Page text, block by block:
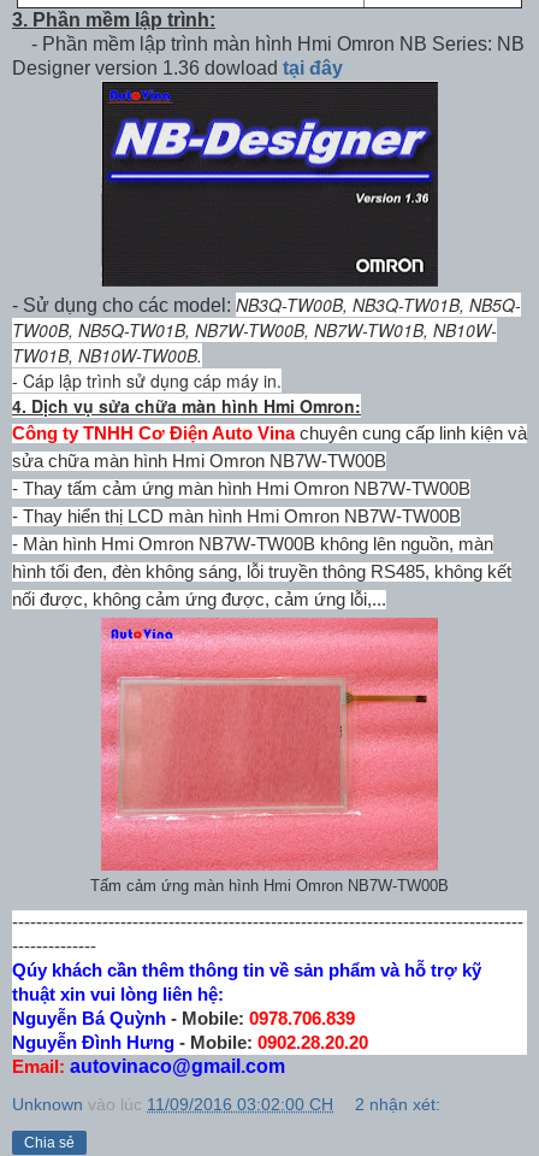
3. Phần mềm lập trình:
- Phần mềm lập trình màn hình Hmi Omron NB Series: NB
Designer version 1.36 dowload tại đây
- Sử dụng cho các model: NB3Q-TW00B, NB3Q-TW01B, NB5Q-
TW00B, NB5Q-TW01B, NB7W-TW00B, NB7W-TW01B, NB10W-
TW01B, NB10W-TW00B.
- Cáp lập trình sử dụng cáp máy in.
4. Dịch vụ sửa chữa màn hình Hmi Omron:
Công ty TNHH Cơ Điện Auto Vina chuyên cung cấp linh kiện và
sửa chữa màn hình Hmi Omron NB7W-TW00B
- Thay tấm cảm ứng màn hình Hmi Omron NB7W-TW00B
- Thay hiển thị LCD màn hình Hmi Omron NB7W-TW00B
- Màn hình Hmi Omron NB7W-TW00B không lên nguồn, màn
hình tối đen, đèn không sáng, lỗi truyền thông RS485, không kết
nối được, không cảm ứng được, cảm ứng lỗi,...
Tấm cảm ứng màn hình Hmi Omron NB7W-TW00B
-------------------------------------------------------------------------------------
--------------
Qúy khách cần thêm thông tin về sản phẩm và hỗ trợ kỹ
thuật xin vui lòng liên hệ:
Nguyễn Bá Quỳnh - Mobile: 0978.706.839
Nguyễn Đình Hưng - Mobile: 0902.28.20.20
Email: autovinaco@gmail.com
Unknown vào lúc 11/09/2016 03:02:00 CH 2 nhận xét:
Chia sẻ